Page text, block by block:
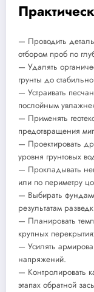
— Проводить
отбором проб по
— Удалять
грунты до
— Устраивать
послойным
— Применять
предотвращения
— Проектировать
уровня грунтовых
— Прокладывать
или по периметру
— Выбирать
результатам
— Планировать
крупных
— Усилять
напряжений.
— Контролировать
этапах обратной